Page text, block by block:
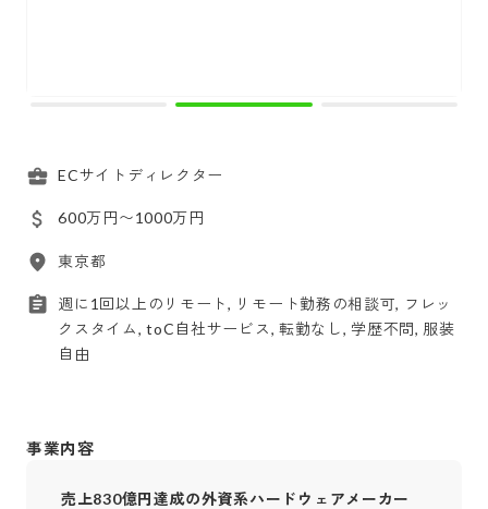
ECサイトディレクター
600万円〜1000万円
東京都
週に1回以上のリモート, リモート勤務の相談可, フレッ
クスタイム, toC自社サービス, 転勤なし, 学歴不問, 服装
自由
事業内容
売上830億円達成の外資系ハードウェアメーカー